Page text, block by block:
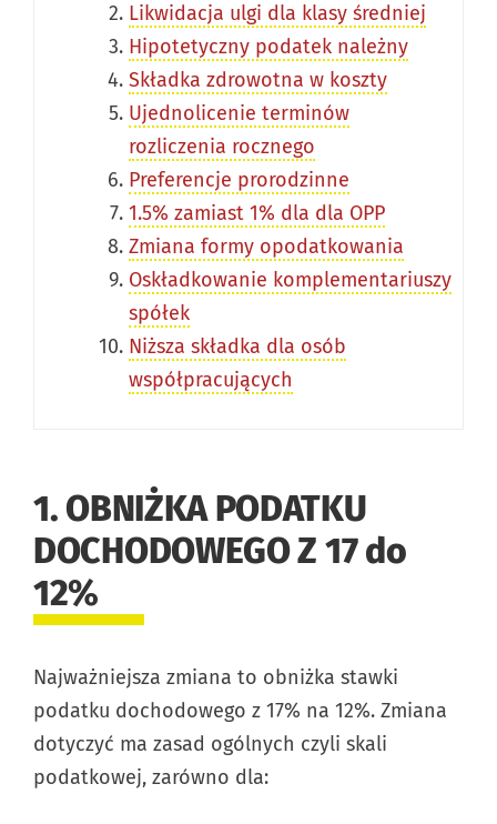
Likwidacja ulgi dla klasy średniej
Hipotetyczny podatek należny
Składka zdrowotna w koszty
Ujednolicenie terminów
rozliczenia rocznego
Preferencje prorodzinne
1.5% zamiast 1% dla dla OPP
Zmiana formy opodatkowania
Oskładkowanie komplementariuszy
spółek
Niższa składka dla osób
współpracujących
1. OBNIŻKA PODATKU
DOCHODOWEGO Z 17 do
12%
Najważniejsza zmiana to obniżka stawki
podatku dochodowego z 17% na 12%. Zmiana
dotyczyć ma zasad ogólnych czyli skali
podatkowej, zarówno dla: